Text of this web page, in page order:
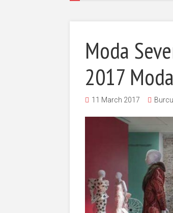
Moda
2017
11 March 2017 Burcu